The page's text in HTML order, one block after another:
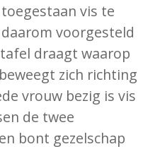
vis te
voorgesteld
draagt waarop
zich richting
vrouw bezig is vis
de twee
bont gezelschap